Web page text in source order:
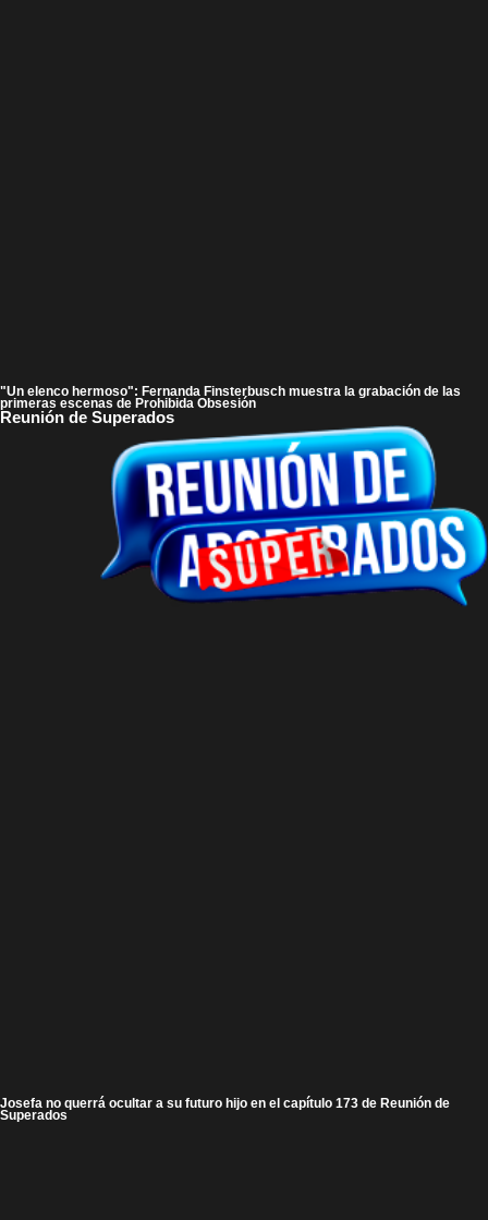
"Un elenco hermoso": Fernanda Finsterbusch muestra la grabación de las
primeras escenas de Prohibida Obsesión
Reunión de Superados
Josefa no querrá ocultar a su futuro hijo en el capítulo 173 de Reunión de
Superados